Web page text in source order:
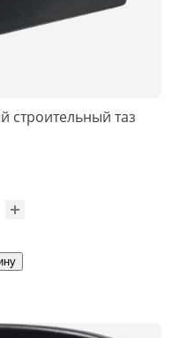
строительный таз